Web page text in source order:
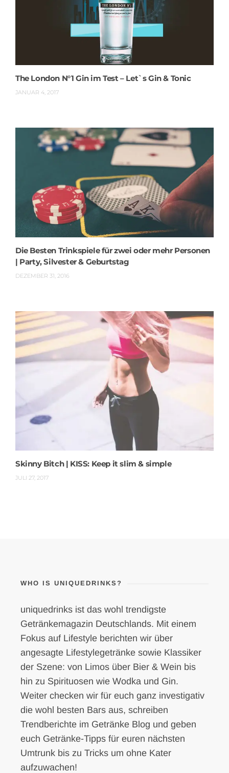
The London N°1 Gin im Test – Let`s Gin & Tonic
JANUAR 4, 2017
Die Besten Trinkspiele für zwei oder mehr Personen
| Party, Silvester & Geburtstag
DEZEMBER 31, 2016
Skinny Bitch | KISS: Keep it slim & simple
JULI 27, 2017
WHO IS UNIQUEDRINKS?
uniquedrinks ist das wohl trendigste
Getränkemagazin Deutschlands. Mit einem
Fokus auf Lifestyle berichten wir über
angesagte Lifestylegetränke sowie Klassiker
der Szene: von Limos über Bier & Wein bis
hin zu Spirituosen wie Wodka und Gin.
Weiter checken wir für euch ganz investigativ
die wohl besten Bars aus, schreiben
Trendberichte im Getränke Blog und geben
euch Getränke-Tipps für euren nächsten
Umtrunk bis zu Tricks um ohne Kater
aufzuwachen!